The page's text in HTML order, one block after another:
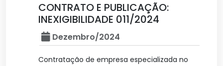
CONTRATO E PUBLICAÇÃO:
INEXIGIBILIDADE 011/2024
Dezembro/2024
Contratação de empresa especializada no